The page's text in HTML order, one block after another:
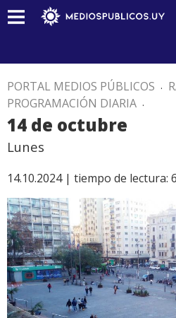
PORTAL MEDIOS PÚBLICOS .
PROGRAMACIÓN DIARIA .
14 de octubre
Lunes
14.10.2024 | tiempo de lectura: 6